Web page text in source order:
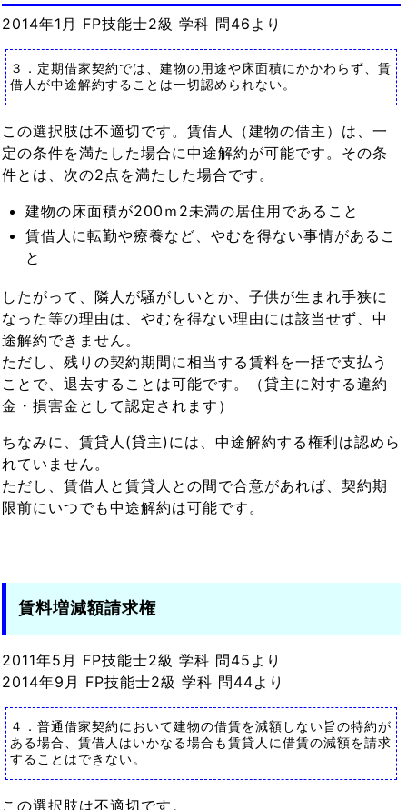
2014年1月 FP技能士2級 学科 問46より
３．定期借家契約では、建物の用途や床面積にかかわらず、賃
借人が中途解約することは一切認められない。
この選択肢は不適切です。賃借人（建物の借主）は、一
定の条件を満たした場合に中途解約が可能です。その条
件とは、次の2点を満たした場合です。
建物の床面積が200ｍ2未満の居住用であること
賃借人に転勤や療養など、やむを得ない事情があるこ
と
したがって、隣人が騒がしいとか、子供が生まれ手狭に
なった等の理由は、やむを得ない理由には該当せず、中
途解約できません。
ただし、残りの契約期間に相当する賃料を一括で支払う
ことで、退去することは可能です。（貸主に対する違約
金・損害金として認定されます）
ちなみに、賃貸人(貸主)には、中途解約する権利は認めら
れていません。
ただし、賃借人と賃貸人との間で合意があれば、契約期
限前にいつでも中途解約は可能です。
賃料増減額請求権
2011年5月 FP技能士2級 学科 問45より
2014年9月 FP技能士2級 学科 問44より
４．普通借家契約において建物の借賃を減額しない旨の特約が
ある場合、賃借人はいかなる場合も賃貸人に借賃の減額を請求
することはできない。
この選択肢は不適切です。